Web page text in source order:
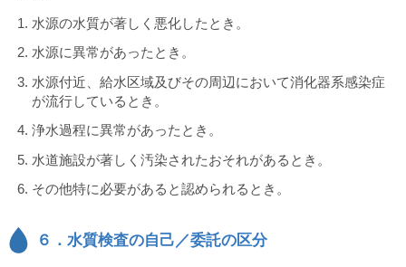
水源の水質が著しく悪化したとき。
水源に異常があったとき。
水源付近、給水区域及びその周辺において消化器系感染症
が流行しているとき。
浄水過程に異常があったとき。
水道施設が著しく汚染されたおそれがあるとき。
その他特に必要があると認められるとき。
６．水質検査の自己／委託の区分